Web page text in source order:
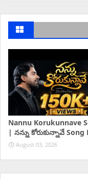
Nannu Korukunnave
| నన్ను కోరుకున్నావే Song
August 03, 2026